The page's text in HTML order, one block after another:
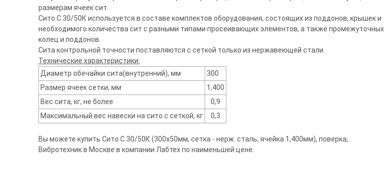
размерам ячеек сит.
Сито С 30/50К используется в составе комплектов оборудования, состоящих из поддонов, крышек и
необходимого количества сит с разными типами просеивающих элементов, а также промежуточных
колец и поддонов.
Сита контрольной точности поставляются с сеткой только из нержавеющей стали.
Технические характеристики:
Диаметр обечайки сита(внутренний), мм
300
Размер ячеек сетки, мм
1,400
Вес сита, кг, не более
0,9
Максимальный вес навески на сито с сеткой, кг
0,3
Вы можете купить Сито С 30/50К (300х50мм, сетка - нерж. сталь, ячейка 1,400мм), поверка,
Вибротехник в Москве в компании Лабтех по наименьшей цене.